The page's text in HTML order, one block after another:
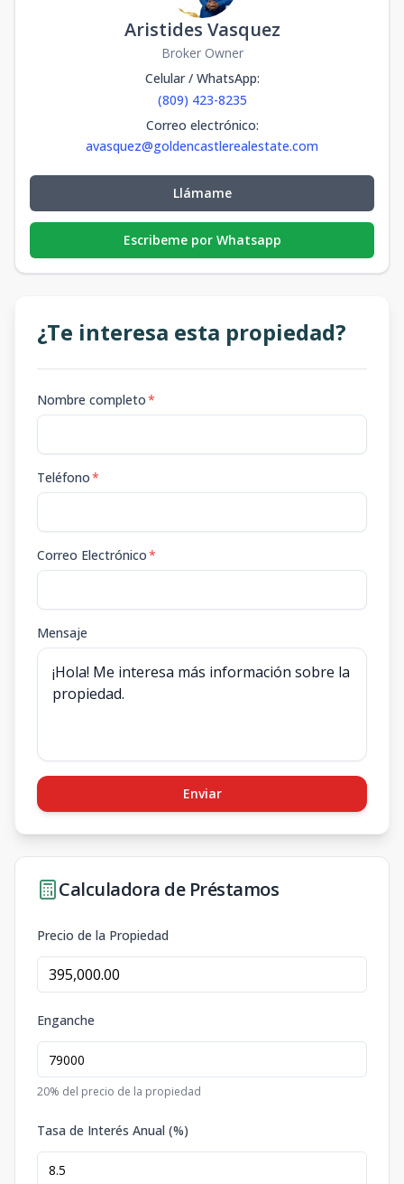
Aristides Vasquez
Broker Owner
Celular / WhatsApp:
(809) 423-8235
Correo electrónico:
avasquez@goldencastlerealestate.com
Llámame
Escribeme por Whatsapp
¿Te interesa esta propiedad?
Nombre completo*
Teléfono*
Correo Electrónico*
Mensaje
Enviar
Calculadora de Préstamos
Precio de la Propiedad
Enganche
20% del precio de la propiedad
Tasa de Interés Anual (%)